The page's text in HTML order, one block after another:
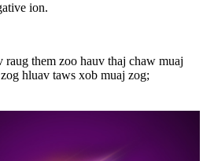
ion.
them zoo hauv thaj chaw muaj
hluav taws xob muaj zog;